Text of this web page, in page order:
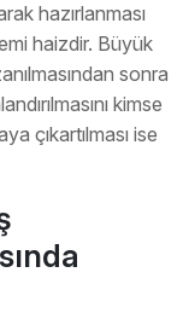
hazırlanması
haizdir. Büyük
sonra
kimse
çıkartılması ise